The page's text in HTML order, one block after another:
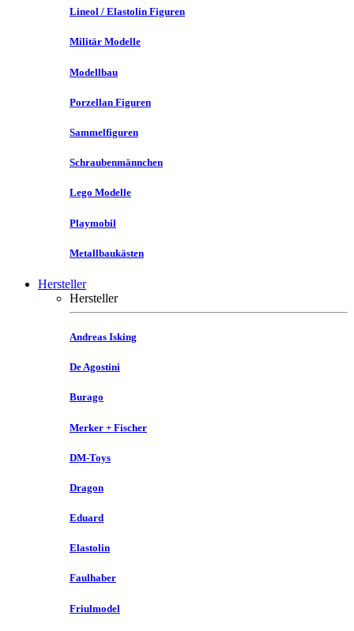
Lineol / Elastolin Figuren
Militär Modelle
Modellbau
Porzellan Figuren
Sammelfiguren
Schraubenmännchen
Lego Modelle
Playmobil
Metallbaukästen
Hersteller
Hersteller
Andreas Isking
De Agostini
Burago
Merker + Fischer
DM-Toys
Dragon
Eduard
Elastolin
Faulhaber
Friulmodel